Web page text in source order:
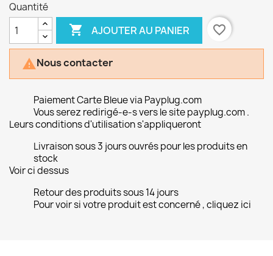
Quantité
 AJOUTER AU PANIER favorite_border
Nous contacter
Paiement Carte Bleue via Payplug.com
Vous serez redirigé-e-s vers le site payplug.com .
Leurs conditions d'utilisation s'appliqueront
Livraison sous 3 jours ouvrés pour les produits en
stock
Voir ci dessus
Retour des produits sous 14 jours
Pour voir si votre produit est concerné , cliquez ici